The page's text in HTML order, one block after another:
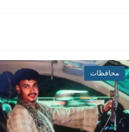
محافظات